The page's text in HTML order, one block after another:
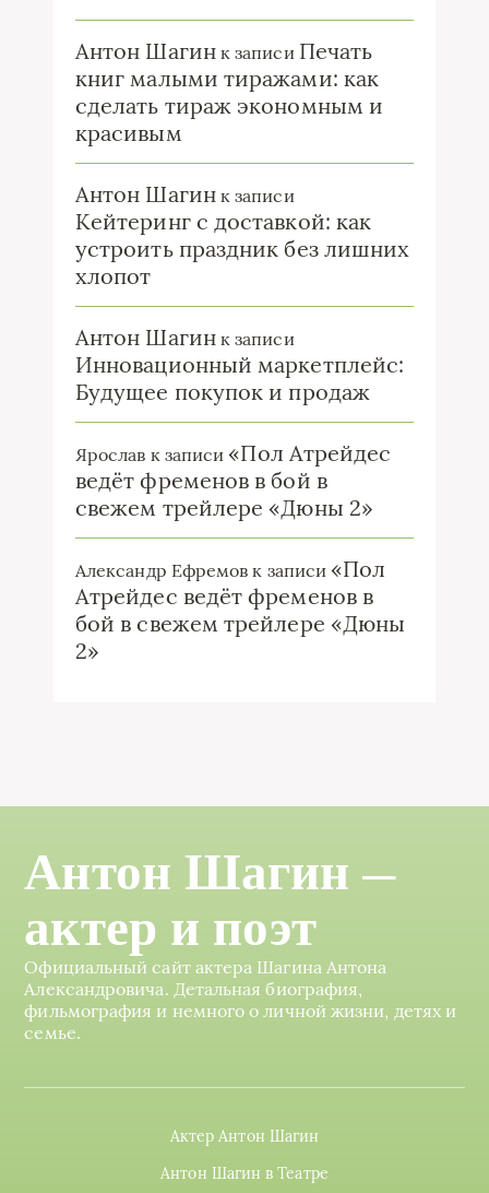
Антон Шагинк записи Печать
книг малыми тиражами: как
сделать тираж экономным и
красивым
Антон Шагинк записи
Кейтеринг с доставкой: как
устроить праздник без лишних
хлопот
Антон Шагинк записи
Инновационный маркетплейс:
Будущее покупок и продаж
Ярослав к записи«Пол Атрейдес
ведёт фременов в бой в
свежем трейлере «Дюны 2»
Александр Ефремов к записи«Пол
Атрейдес ведёт фременов в
бой в свежем трейлере «Дюны
2»
Антон Шагин —
актер и поэт
Официальный сайт актера Шагина Антона
Александровича. Детальная биография,
фильмография и немного о личной жизни, детях и
семье.
Актер Антон Шагин
Антон Шагин в Театре